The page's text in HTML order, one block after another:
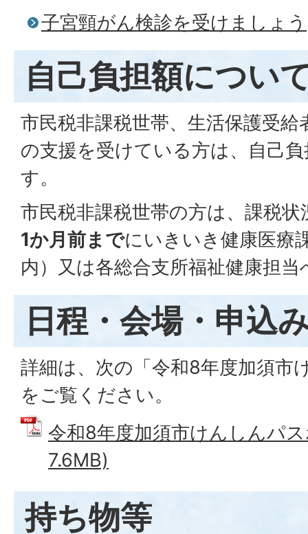
子宮頸がん検診を受けましょう
自己負担額につい
市民税非課税世帯、生活保護受給
の支援を受けている方は、自己
す。
市民税非課税世帯の方は、課税
1か月前までにいきいき健康医療
内）又は各総合支所福祉健康担
日程・会場・申込
詳細は、次の「令和8年度加須市
をご覧ください。
令和8年度加須市けんしんパ
7.6MB)
持ち物等